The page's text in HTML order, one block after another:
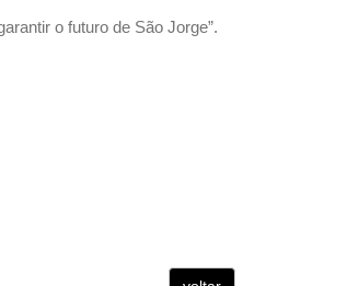
o futuro de São Jorge”.